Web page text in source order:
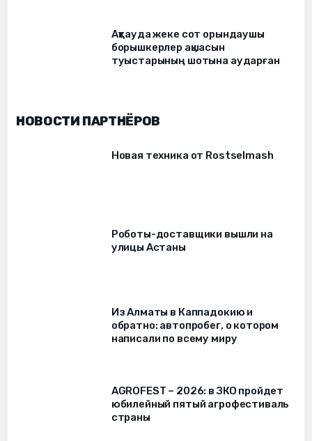
Ақтауда жеке сот орындаушы
борышкерлер ақшасын
туыстарының шотына аударған
НОВОСТИ ПАРТНЁРОВ
Новая техника от Rostselmash
Роботы-доставщики вышли на
улицы Астаны
Из Алматы в Каппадокию и
обратно: автопробег, о котором
написали по всему миру
AGROFEST – 2026: в ЗКО пройдет
юбилейный пятый агрофестиваль
страны